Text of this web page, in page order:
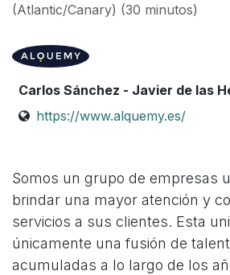
(Atlantic/Canary) (30 minutos)
Carlos Sánchez - Javier de las
https://www.alquemy.es/
Somos un grupo de empresas
brindar una mayor atención y
servicios a sus clientes. Esta
únicamente una fusión de
acumuladas a lo largo de los